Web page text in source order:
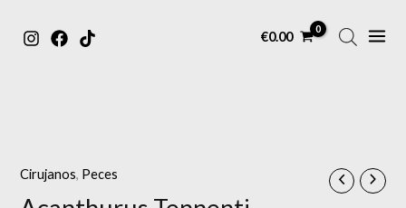
€0.00
MENU
Cirujanos, Peces